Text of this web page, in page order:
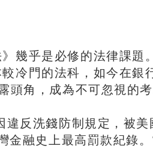
幾乎是必修的法律課題
冷門的法科，如今在銀
角，成為不可忽視的考
反洗錢防制規定，被美
融史上最高罰款紀錄。